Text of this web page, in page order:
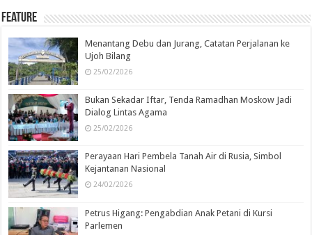
Feature
Menantang Debu dan Jurang, Catatan Perjalanan ke
Ujoh Bilang
25/02/2026
Bukan Sekadar Iftar, Tenda Ramadhan Moskow Jadi
Dialog Lintas Agama
25/02/2026
Perayaan Hari Pembela Tanah Air di Rusia, Simbol
Kejantanan Nasional
24/02/2026
Petrus Higang: Pengabdian Anak Petani di Kursi
Parlemen